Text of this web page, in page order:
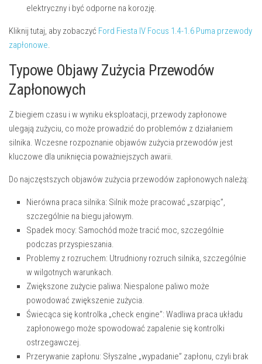
elektryczny i być odporne na korozję.
Kliknij tutaj, aby zobaczyć Ford Fiesta IV Focus 1.4-1.6 Puma przewody
zapłonowe.
Typowe Objawy Zużycia Przewodów
Zapłonowych
Z biegiem czasu i w wyniku eksploatacji, przewody zapłonowe
ulegają zużyciu, co może prowadzić do problemów z działaniem
silnika. Wczesne rozpoznanie objawów zużycia przewodów jest
kluczowe dla uniknięcia poważniejszych awarii.
Do najczęstszych objawów zużycia przewodów zapłonowych należą:
Nierówna praca silnika: Silnik może pracować „szarpiąc”,
szczególnie na biegu jałowym.
Spadek mocy: Samochód może tracić moc, szczególnie
podczas przyspieszania.
Problemy z rozruchem: Utrudniony rozruch silnika, szczególnie
w wilgotnych warunkach.
Zwiększone zużycie paliwa: Niespalone paliwo może
powodować zwiększenie zużycia.
Świecąca się kontrolka „check engine”: Wadliwa praca układu
zapłonowego może spowodować zapalenie się kontrolki
ostrzegawczej.
Przerywanie zapłonu: Słyszalne „wypadanie” zapłonu, czyli brak